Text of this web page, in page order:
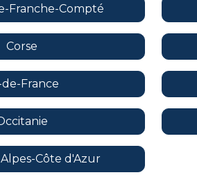
Franche-Compté
Corse
France
Côte d'Azur